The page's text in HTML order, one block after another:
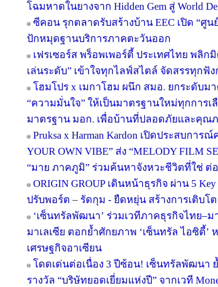
โฉมหาดในยางจาก Hidden Gem สู่ World
ซีคอน รุกตลาดรับสร้างบ้าน EEC เปิด “ศู
ปักหมุดฐานบริการภาคตะวันออก
เฟรเซอร์ส พร็อพเพอร์ตี้ ประเทศไทย พลิ
เล่นระดับ” เข้าใจทุกไลฟ์สไตล์ จัดสรรทุกฟั
โฮมโปร x เมกาโฮม ผนึก สมอ. ยกระดับม
“ความมั่นใจ” ให้เป็นมาตรฐานใหม่ทุกการ
มาตรฐาน มอก. เพื่อบ้านที่ปลอดภัยและคุณ
Pruksa x Harman Kardon เปิดประสบกา
YOUR OWN VIBE” ส่ง “MELODY FILM
“มาย ภาคภูมิ” ร่วมค้นหาจังหวะชีวิตที่ใช่ ต่
ORIGIN GROUP เดินหน้าธุรกิจ ผ่าน 5
ปรับพอร์ต – รัดกุม - ยืดหยุ่น สร้างการเติบโ
‘เซ็นทรัลพัฒนา’ ร่วมเวทีภาคธุรกิจไทย–ม
มาเลเซีย ตอกย้ำศักยภาพ ‘เซ็นทรัล ไอซิตี้
เศรษฐกิจอาเซียน
โดดเด่นต่อเนื่อง 3 ปีซ้อน! เซ็นทรัลพัฒนา
รางวัล “บริษัทยอดเยี่ยมแห่งปี” จากเวที